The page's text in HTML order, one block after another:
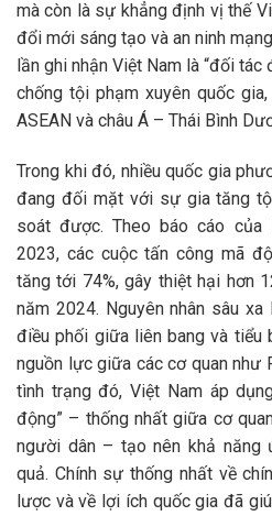
mà còn là sự khẳng định vị thế
đổi mới sáng tạo và an ninh
lần ghi nhận Việt Nam là “đối
chống tội phạm xuyên quốc
ASEAN và châu Á – Thái Bình
Trong khi đó, nhiều quốc gia
đang đối mặt với sự gia tăng
soát được. Theo báo cáo của
2023, các cuộc tấn công mã
tăng tới 74%, gây thiệt hại hơn
năm 2024. Nguyên nhân sâu
điều phối giữa liên bang và tiểu
nguồn lực giữa các cơ quan như
tình trạng đó, Việt Nam áp
động” – thống nhất giữa cơ
người dân – tạo nên khả năng
quả. Chính sự thống nhất về
lược và về lợi ích quốc gia đã